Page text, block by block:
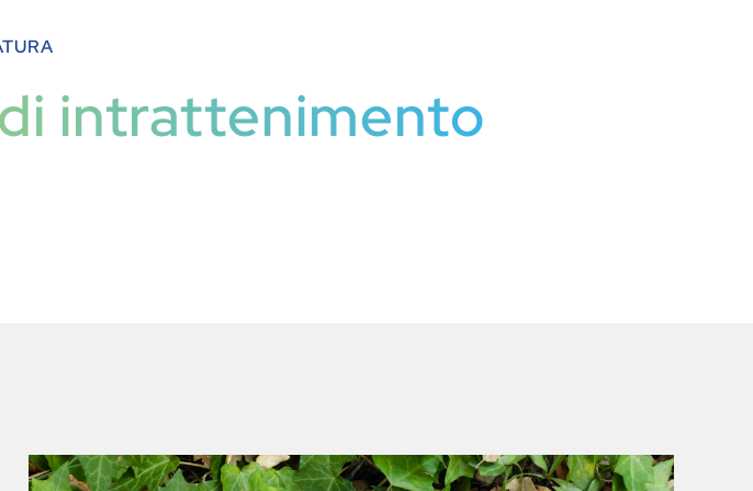
intrattenimento